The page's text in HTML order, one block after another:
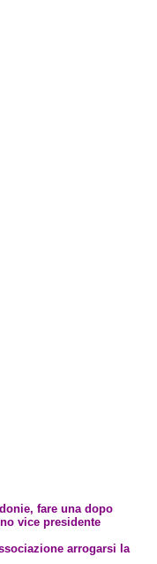
fare una dopo
vice presidente
arrogarsi la